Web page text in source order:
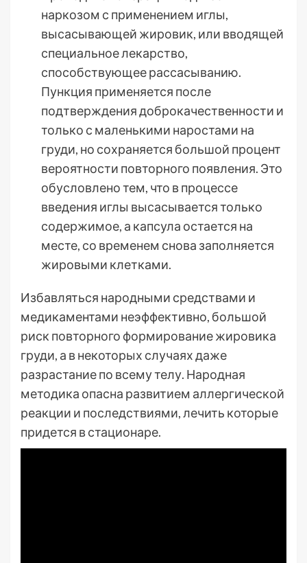
наркозом с применением иглы,
высасывающей жировик, или вводящей
специальное лекарство,
способствующее рассасыванию.
Пункция применяется после
подтверждения доброкачественности и
только с маленькими наростами на
груди, но сохраняется большой процент
вероятности повторного появления. Это
обусловлено тем, что в процессе
введения иглы высасывается только
содержимое, а капсула остается на
месте, со временем снова заполняется
жировыми клетками.
Избавляться народными средствами и
медикаментами неэффективно, большой
риск повторного формирование жировика
груди, а в некоторых случаях даже
разрастание по всему телу. Народная
методика опасна развитием аллергической
реакции и последствиями, лечить которые
придется в стационаре.